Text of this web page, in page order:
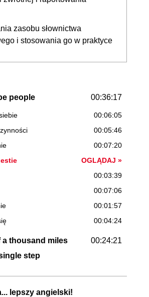
zasobu słownictwa
i stosowania go w praktyce
people 00:36:17
00:06:05
00:05:46
00:07:20
OGLĄDAJ »
00:03:39
00:07:06
00:01:57
00:04:24
a thousand miles
step
00:24:21
lepszy angielski!